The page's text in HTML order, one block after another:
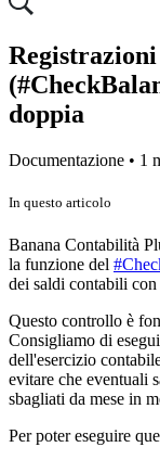
doppia
Documentazione • 1
In questo articolo
Banana Contabilità
la funzione del
dei saldi contabili
Questo controllo è
Consigliamo di
dell'esercizio
evitare che eventuali
sbagliati da mese in
Per poter eseguire